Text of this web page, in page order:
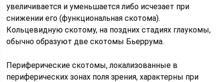
увеличивается и уменьшается либо исчезает при
снижении его (функциональная скотома).
Кольцевидную скотому, на поздних стадиях глаукомы,
обычно образуют две скотомы Бьеррума.
Периферические скотомы, локализованные в
периферических зонах поля зрения, характерны при